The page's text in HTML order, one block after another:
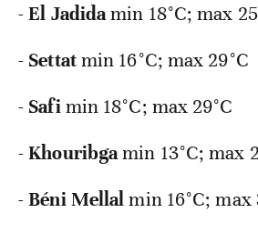
-El Jadidamin 18°C; max
- Settatmin 16°C; max 29°C
- Safimin 18°C; max 29°C
-Khouribgamin 13°C; max
-Béni Mellalmin 16°C; max